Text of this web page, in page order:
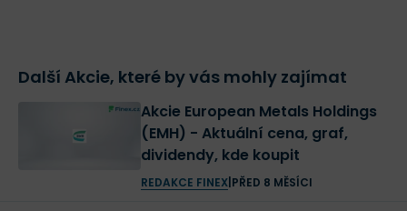
Další Akcie, které by vás mohly zajímat
Akcie European Metals Holdings
(EMH) - Aktuální cena, graf,
dividendy, kde koupit
REDAKCE FINEX| PŘED 8 MĚSÍCI